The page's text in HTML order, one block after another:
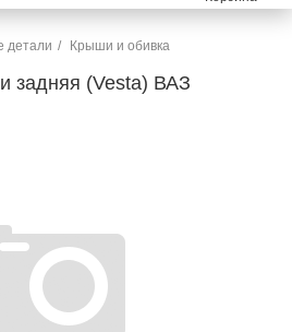
детали Крыши и обивка
задняя (Vesta) ВАЗ